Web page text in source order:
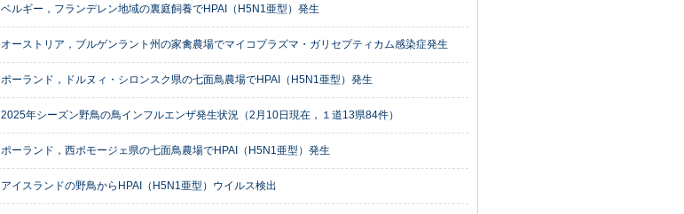
ベルギー，フランデレン地域の裏庭飼養でHPAI（H5N1亜型）発生
オーストリア，ブルゲンラント州の家禽農場でマイコプラズマ・ガリセプティカム感染症発生
ポーランド，ドルヌィ・シロンスク県の七面鳥農場でHPAI（H5N1亜型）発生
2025年シーズン野鳥の鳥インフルエンザ発生状況（2月10日現在，１道13県84件）
ポーランド，西ポモージェ県の七面鳥農場でHPAI（H5N1亜型）発生
アイスランドの野鳥からHPAI（H5N1亜型）ウイルス検出